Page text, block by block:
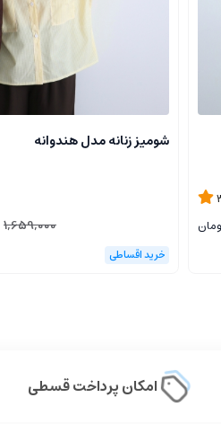
شومیز زنانه مدل هندوانه
1,659,000
امکان پرداخت قسطی